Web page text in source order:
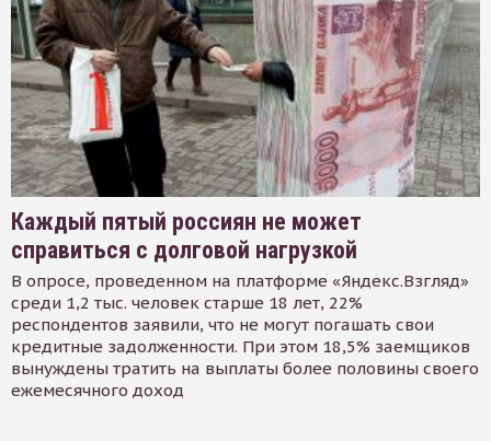
Каждый пятый россиян не может
справиться с долговой нагрузкой
В опросе, проведенном на платформе «Яндекс.Взгляд»
среди 1,2 тыс. человек старше 18 лет, 22%
респондентов заявили, что не могут погашать свои
кредитные задолженности. При этом 18,5% заемщиков
вынуждены тратить на выплаты более половины своего
ежемесячного доход